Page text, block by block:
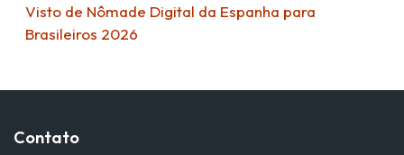
Visto de Nômade Digital da Espanha para
Brasileiros 2026
Contato